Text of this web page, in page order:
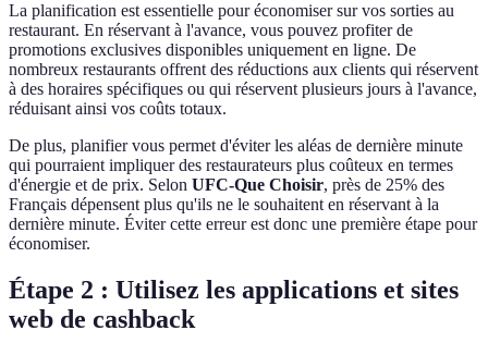
La planification est essentielle pour économiser sur vos sorties au
restaurant. En réservant à l'avance, vous pouvez profiter de
promotions exclusives disponibles uniquement en ligne. De
nombreux restaurants offrent des réductions aux clients qui réservent
à des horaires spécifiques ou qui réservent plusieurs jours à l'avance,
réduisant ainsi vos coûts totaux.
De plus, planifier vous permet d'éviter les aléas de dernière minute
qui pourraient impliquer des restaurateurs plus coûteux en termes
d'énergie et de prix. Selon UFC-Que Choisir, près de 25% des
Français dépensent plus qu'ils ne le souhaitent en réservant à la
dernière minute. Éviter cette erreur est donc une première étape pour
économiser.
Étape 2 : Utilisez les applications et sites
web de cashback